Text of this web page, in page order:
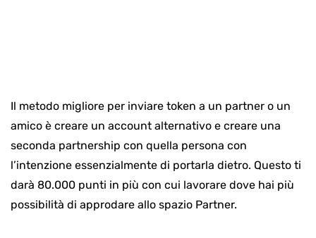
Il metodo migliore per inviare token a un partner o un
amico è creare un account alternativo e creare una
seconda partnership con quella persona con
l’intenzione essenzialmente di portarla dietro. Questo ti
darà 80.000 punti in più con cui lavorare dove hai più
possibilità di approdare allo spazio Partner.